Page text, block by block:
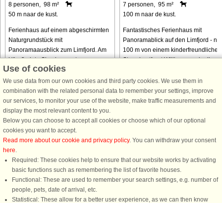
8 personen, 98 m²
50 m naar de kust.
Ferienhaus auf einem abgeschirmten
Naturgrundstück mit
Panoramaausblick zum Limfjord. Am
Ufer findetn Sie einen guten
Badestrand. Schöner Fjordblick
sowohl vom Grundstück als auch vom
Haus aus. Gute Ausstattung ...
van € 668
7 personen, 95 m²
100 m naar de kust.
Fantastisches Ferienhaus mit
Panoramablick auf den Limfjord - nur
100 m von einem kinderfreundlichen
Strand entfernt Willkommen in
Ferienhaus, das sich perfekt ...
van € 725
DanCenter A/S - Kronprinsensgade 3, 2. - 1114 København K - Danmark
Tel.: +45 70 13 00 00 - Fax.: +45 70 13 70 70 - CVR: 67324013
Use of cookies
We use data from our own cookies and third party cookies. We use them in
combination with the related personal data to remember your settings, improve
our services, to monitor your use of the website, make traffic measurements and
display the most relevant content to you.
Below you can choose to accept all cookies or choose which of our optional
cookies you want to accept.
Read more about our cookie and privacy policy. You can withdraw your consent
here.
Required: These cookies help to ensure that our website works by activating
basic functions such as remembering the list of favorite houses.
Functional: These are used to remember your search settings, e.g. number of
people, pets, date of arrival, etc.
Statistical: These allow for a better user experience, as we can then know